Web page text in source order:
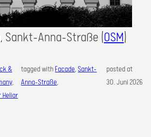
Sankt-Anna-Straße (OSM)
&
Heliar
tagged with Facade, Sankt-
Anna-Straße,
posted at
30. Juni 2026